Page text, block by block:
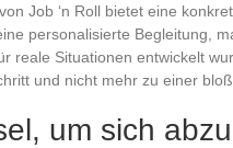
Job ‘n Roll bietet eine
personalisierte Begleitung,
reale Situationen entwickelt
und nicht mehr zu einer
um sich